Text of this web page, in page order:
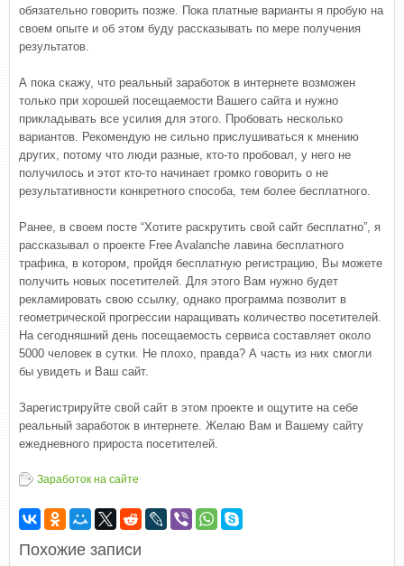
обязательно говорить позже. Пока платные варианты я пробую на
своем опыте и об этом буду рассказывать по мере получения
результатов.
А пока скажу, что реальный заработок в интернете возможен
только при хорошей посещаемости Вашего сайта и нужно
прикладывать все усилия для этого. Пробовать несколько
вариантов. Рекомендую не сильно прислушиваться к мнению
других, потому что люди разные, кто-то пробовал, у него не
получилось и этот кто-то начинает громко говорить о не
результативности конкретного способа, тем более бесплатного.
Ранее, в своем посте “Хотите раскрутить свой сайт бесплатно”, я
рассказывал о проекте Free Avalanche лавина бесплатного
трафика, в котором, пройдя бесплатную регистрацию, Вы можете
получить новых посетителей. Для этого Вам нужно будет
рекламировать свою ссылку, однако программа позволит в
геометрической прогрессии наращивать количество посетителей.
На сегодняшний день посещаемость сервиса составляет около
5000 человек в сутки. Не плохо, правда? А часть из них смогли
бы увидеть и Ваш сайт.
Зарегистрируйте свой сайт в этом проекте и ощутите на себе
реальный заработок в интернете. Желаю Вам и Вашему сайту
ежедневного прироста посетителей.
Заработок на сайте
Похожие записи